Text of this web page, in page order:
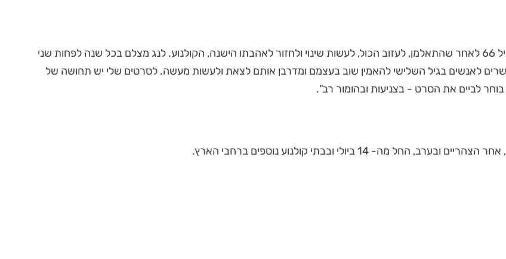
כמו גיבור הסרט, פטר, כך גם היוצר שלו, טומי לנג, החליט יום אחד בגיל 66 לאחר שהתאלמן, לעזוב הכול, לעשות שינוי ולחזור לאהבתו הישנה, הקולנוע. לנג מצלם בכל שנה לפחות שני
לאנשים בגיל השלישי להאמין שוב בעצמם ומדרבן אותם לצאת ולעשות מעשה. לסרטים שלי יש תחושה של
בוחר לביים את הסרט - בצניעות ובהומור רב".
ביולי ובבתי קולנוע נוספים ברחבי הארץ.